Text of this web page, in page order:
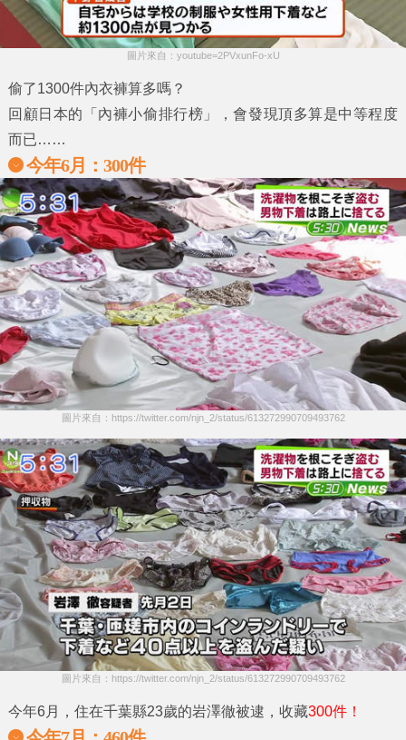
圖片來自：youtube=2PVxunFo-xU
偷了1300件內衣褲算多嗎？
回顧日本的「內褲小偷排行榜」，會發現頂多算是中等程度
而已……
今年6月：300件
圖片來自：https://twitter.com/njn_2/status/613272990709493762
圖片來自：https://twitter.com/njn_2/status/613272990709493762
今年6月，住在千葉縣23歲的岩澤徹被逮，收藏300件！